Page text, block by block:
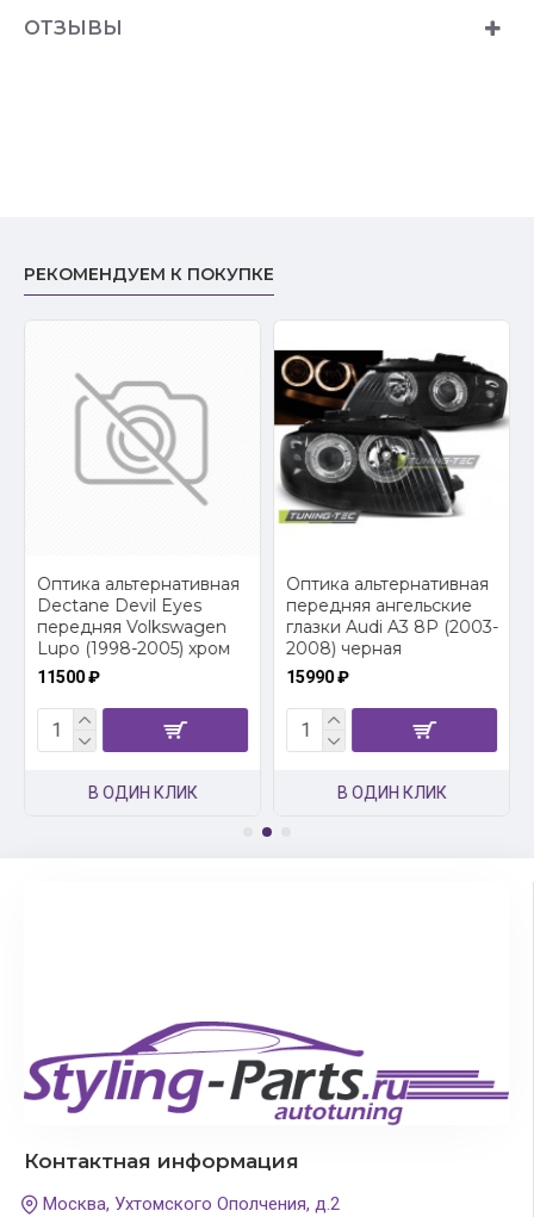
ОТЗЫВЫ
РЕКОМЕНДУЕМ К ПОКУПКЕ
Оптика альтернативная
Dectane Devil Eyes
передняя Volkswagen
Lupo (1998-2005) хром
11500 ₽
В ОДИН КЛИК
Оптика альтернативная
передняя ангельские
глазки Audi A3 8P (2003-
2008) черная
15990 ₽
В ОДИН КЛИК
Контактная информация
Москва, Ухтомского Ополчения, д.2